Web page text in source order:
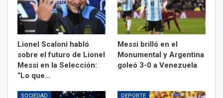
Lionel Scaloni habló
sobre el futuro de Lionel
Messi en la Selección:
“Lo que…
Messi brilló en el
Monumental y Argentina
goleó 3-0 a Venezuela
SOCIEDAD DEPORTE